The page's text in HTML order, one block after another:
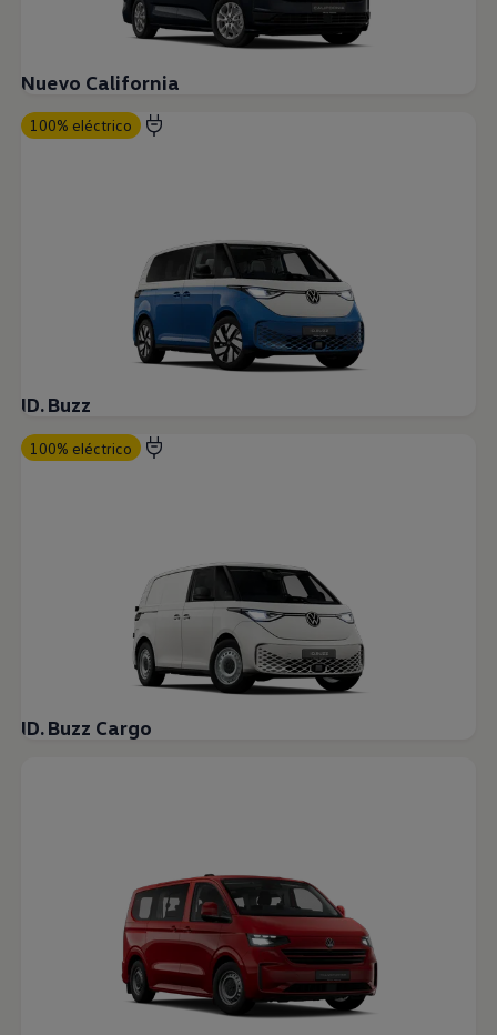
Nuevo California
100% eléctrico
ID. Buzz
100% eléctrico
ID. Buzz Cargo